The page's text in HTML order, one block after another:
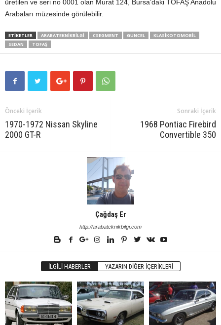
üretilen ve seri no 0001 olan Murat 124, Bursa’daki TOFAŞ Anadolu
Arabaları müzesinde görülebilir.
ETIKETLER ARABATEKNIKBILGI CSEGMENT GUNCEL
KLASIKOTOMOBIL
SEDAN
TOFAŞ
Önceki İçerik
1970-1972 Nissan Skyline
2000 GT-R
Sonraki İçerik
1968 Pontiac Firebird
Convertible 350
Çağdaş Er
http://arabateknikbilgi.com
İLGILI HABERLER YAZARIN DIĞER İÇERIKLERI